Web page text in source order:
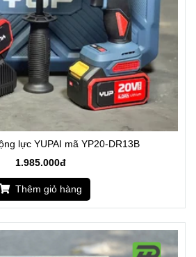
lực YUPAI mã YP20-DR13B
1.985.000đ
Thêm giỏ hàng